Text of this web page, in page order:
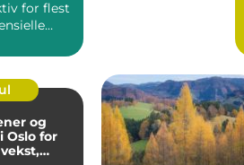
for flest
og
Oslo for